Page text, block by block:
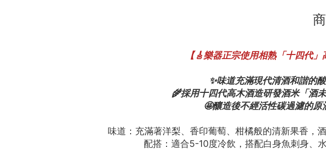
【🎸樂器正宗使用相熟「十四代
✨味道充滿現代清酒和諧的
🌾採用十四代高木酒造研發酒米「酒
🤩釀造後不經活性碳過濾的
味道：充滿著洋梨、香印葡萄、柑橘般的清新果香，
配搭：適合5-10度冷飲，搭配白身魚刺身、